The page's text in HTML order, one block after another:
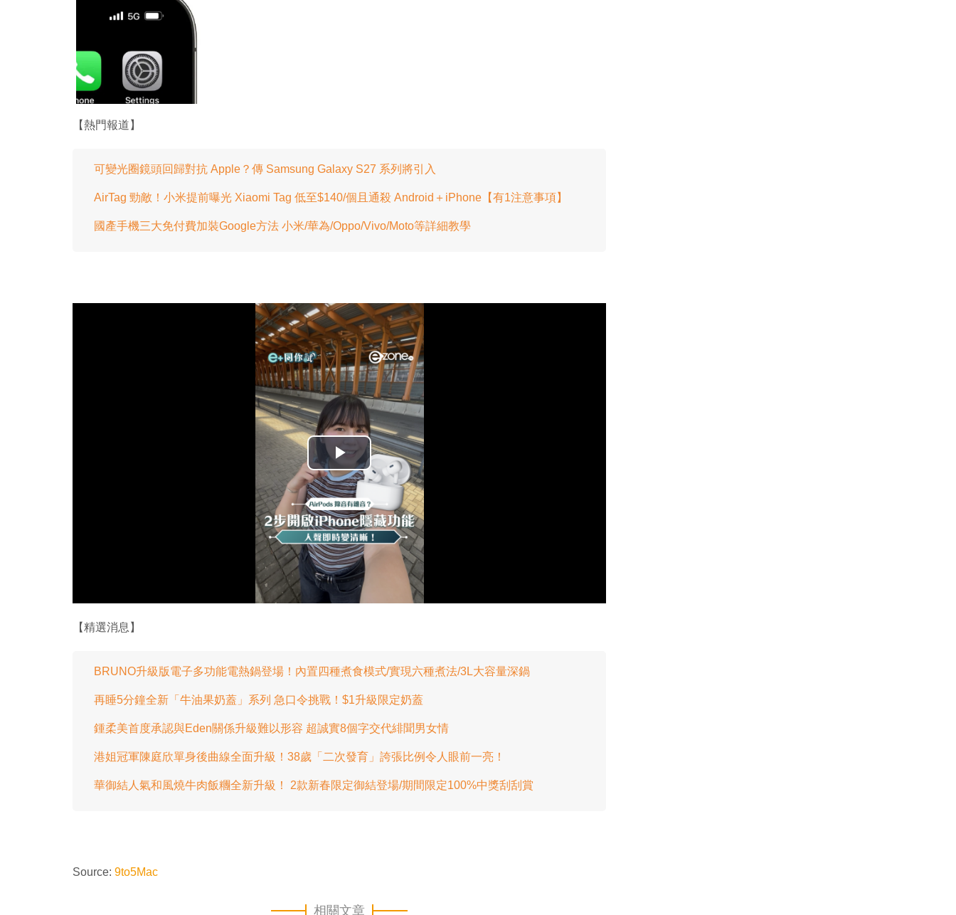
【熱門報道】
可變光圈鏡頭回歸對抗 Apple？傳 Samsung Galaxy S27 系列將引入
AirTag 勁敵！小米提前曝光 Xiaomi Tag 低至$140/個且通殺 Android＋iPhone【有1注意事項】
國產手機三大免付費加裝Google方法 小米/華為/Oppo/Vivo/Moto等詳細教學
播
放
影
片
【精選消息】
BRUNO升級版電子多功能電熱鍋登場！內置四種煮食模式/實現六種煮法/3L大容量深鍋
再睡5分鐘全新「牛油果奶蓋」系列 急口令挑戰！$1升級限定奶蓋
鍾柔美首度承認與Eden關係升級難以形容 超誠實8個字交代緋聞男女情
港姐冠軍陳庭欣單身後曲線全面升級！38歲「二次發育」誇張比例令人眼前一亮！
華御結人氣和風燒牛肉飯糰全新升級！ 2款新春限定御結登場/期間限定100%中獎刮刮賞
Source: 9to5Mac
相關文章